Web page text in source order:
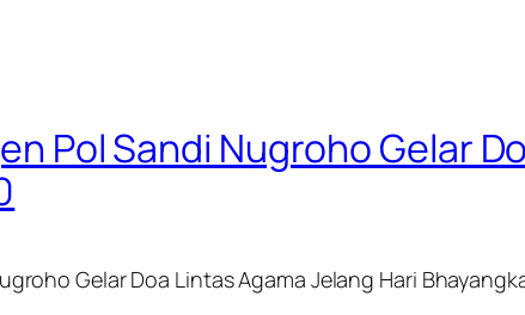
Pol Sandi Nugroho Gelar
Gelar Doa Lintas Agama Jelang Hari